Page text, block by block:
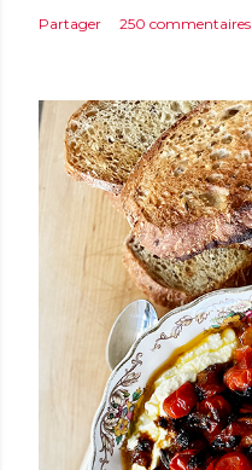
Partager 250 commentaires